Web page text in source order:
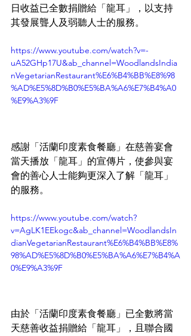
日收益已全數捐贈給「龍耳」，以支持
其發展聾人及弱聽人士的服務。
https://www.youtube.com/watch?v=-
uA52GHp17U&ab_channel=WoodlandsIndia
nVegetarianRestaurant%E6%B4%BB%E8%98
%AD%E5%8D%B0%E5%BA%A6%E7%B4%A0
%E9%A3%9F
感謝「活蘭印度素食餐廳」在慈善宴會
當天播放「龍耳」的宣傳片，使參與宴
會的善心人士能夠更深入了解「龍耳」
的服務。
https://www.youtube.com/watch?
v=AgLK1EEkogc&ab_channel=WoodlandsIn
dianVegetarianRestaurant%E6%B4%BB%E8%
98%AD%E5%8D%B0%E5%BA%A6%E7%B4%A
0%E9%A3%9F
由於「活蘭印度素食餐廳」已全數將當
天慈善收益捐贈給「龍耳」，且聯合國